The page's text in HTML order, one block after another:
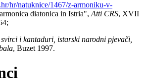
hr/natuknice/1467/z-armoniku-v-
diatonica in Istria", Atti CRS, XVII
i kantaduri, istarski narodni pjevači,
, Buzet 1997.